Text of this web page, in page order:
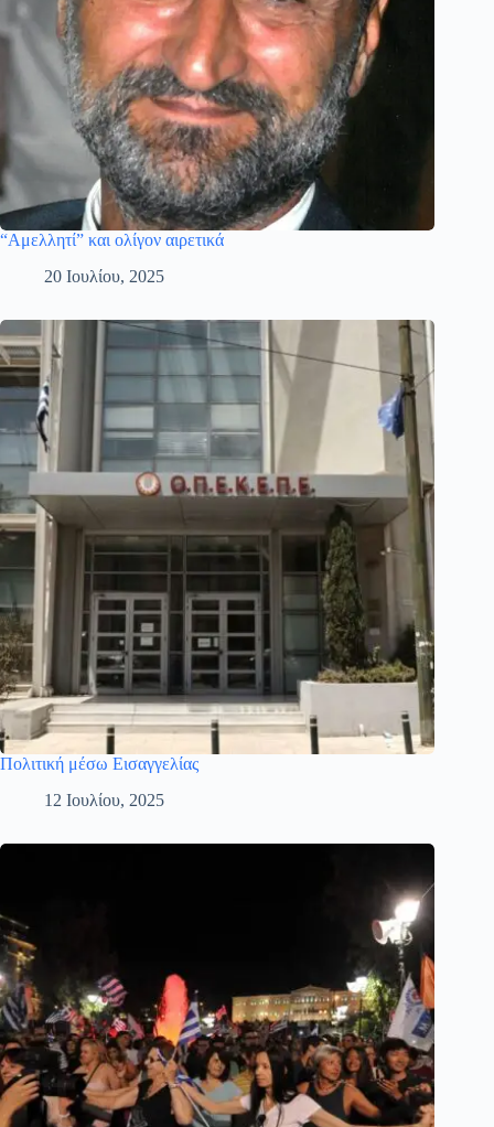
“Αμελλητί” και ολίγον αιρετικά
20 Ιουλίου, 2025
Πολιτική μέσω Εισαγγελίας
12 Ιουλίου, 2025